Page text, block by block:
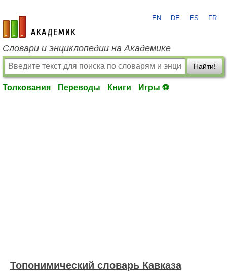
academic.ru
EN DE ES FR
Словари и энциклопедии на Академике
Найти!
Толкования Переводы Книги Игры ⚽
Топонимический словарь Кавказа